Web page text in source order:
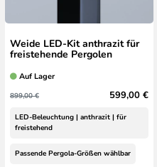
Weide LED-Kit anthrazit für
freistehende Pergolen
Auf Lager
899,00 € 599,00 €
LED-Beleuchtung | anthrazit | für
freistehend
Passende Pergola-Größen wählbar